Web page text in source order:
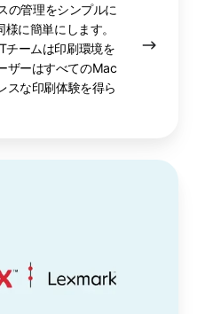
の管理をシンプルに
に簡単にします。
チームは印刷環境を
ザーはすべてのMac
スな印刷体験を得ら